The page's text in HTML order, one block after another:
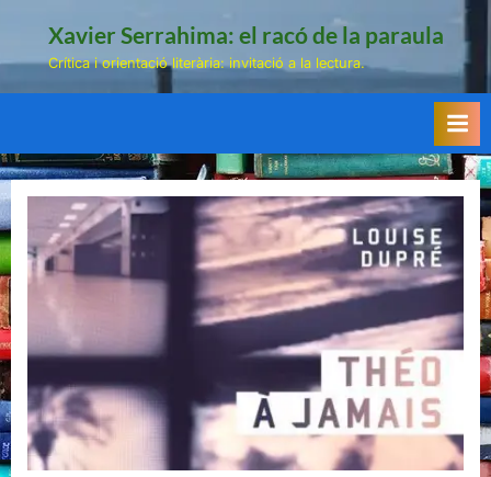
Xavier Serrahima: el racó de la paraula
Crítica i orientació literària: invitació a la lectura.